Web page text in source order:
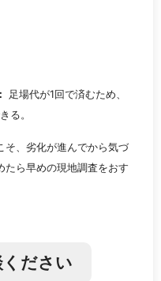
足場代が1回で済むため、
る。
そ、劣化が進んでから気づ
たら早めの現地調査をおす
ださい